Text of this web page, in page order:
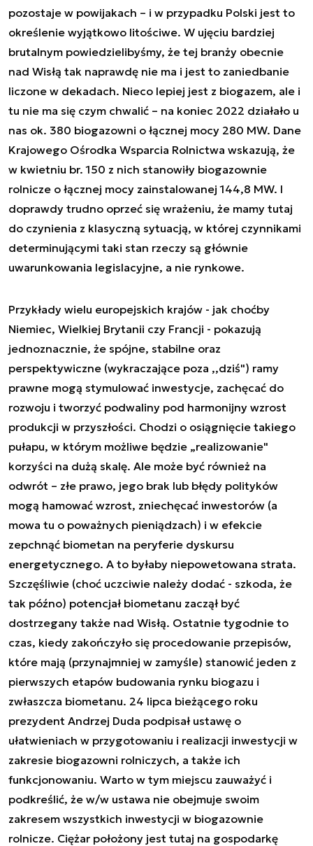
pozostaje w powijakach – i w przypadku Polski jest to
określenie wyjątkowo litościwe. W ujęciu bardziej
brutalnym powiedzielibyśmy, że tej branży obecnie
nad Wisłą tak naprawdę nie ma i jest to zaniedbanie
liczone w dekadach. Nieco lepiej jest z biogazem, ale i
tu nie ma się czym chwalić – na koniec 2022 działało u
nas ok. 380 biogazowni o łącznej mocy 280 MW. Dane
Krajowego Ośrodka Wsparcia Rolnictwa wskazują, że
w kwietniu br. 150 z nich stanowiły biogazownie
rolnicze o łącznej mocy zainstalowanej 144,8 MW. I
doprawdy trudno oprzeć się wrażeniu, że mamy tutaj
do czynienia z klasyczną sytuacją, w której czynnikami
determinującymi taki stan rzeczy są głównie
uwarunkowania legislacyjne, a nie rynkowe.
Przykłady wielu europejskich krajów - jak choćby
Niemiec, Wielkiej Brytanii czy Francji - pokazują
jednoznacznie, że spójne, stabilne oraz
perspektywiczne (wykraczające poza ,,dziś") ramy
prawne mogą stymulować inwestycje, zachęcać do
rozwoju i tworzyć podwaliny pod harmonijny wzrost
produkcji w przyszłości. Chodzi o osiągnięcie takiego
pułapu, w którym możliwe będzie „realizowanie"
korzyści na dużą skalę. Ale może być również na
odwrót – złe prawo, jego brak lub błędy polityków
mogą hamować wzrost, zniechęcać inwestorów (a
mowa tu o poważnych pieniądzach) i w efekcie
zepchnąć biometan na peryferie dyskursu
energetycznego. A to byłaby niepowetowana strata.
Szczęśliwie (choć uczciwie należy dodać - szkoda, że
tak późno) potencjał biometanu zaczął być
dostrzegany także nad Wisłą. Ostatnie tygodnie to
czas, kiedy zakończyło się procedowanie przepisów,
które mają (przynajmniej w zamyśle) stanowić jeden z
pierwszych etapów budowania rynku biogazu i
zwłaszcza biometanu. 24 lipca bieżącego roku
prezydent Andrzej Duda podpisał ustawę o
ułatwieniach w przygotowaniu i realizacji inwestycji w
zakresie biogazowni rolniczych, a także ich
funkcjonowaniu. Warto w tym miejscu zauważyć i
podkreślić, że w/w ustawa nie obejmuje swoim
zakresem wszystkich inwestycji w biogazownie
rolnicze. Ciężar położony jest tutaj na gospodarkę